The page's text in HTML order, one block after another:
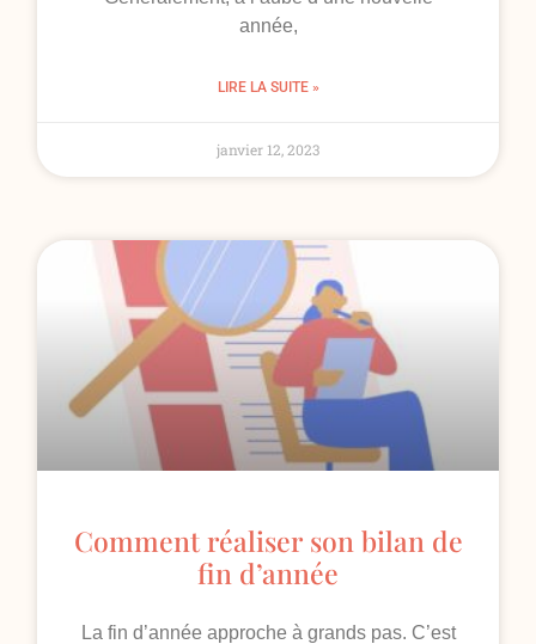
année,
LIRE LA SUITE »
janvier 12, 2023
Comment réaliser son bilan de
fin d’année
La fin d’année approche à grands pas. C’est